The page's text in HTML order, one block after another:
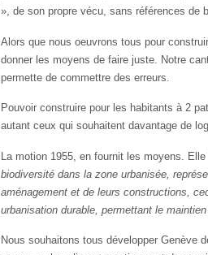
», de son propre vécu, sans références de
Alors que nous oeuvrons tous pour
donner les moyens de faire juste. Notre
permette de commettre des erreurs.
Pouvoir construire pour les habitants à 2
autant ceux qui souhaitent davantage de
La motion 1955, en fournit les moyens.
biodiversité dans la zone urbanisée,
aménagement et de leurs constructions,
urbanisation durable, permettant le
Nous souhaitons tous développer Genève